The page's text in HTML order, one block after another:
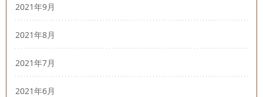
2021年9月
2021年8月
2021年7月
2021年6月